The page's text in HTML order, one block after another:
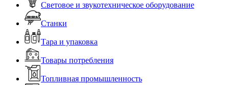
Световое и звукотехническое оборудование
Станки
Тара и упаковка
Товары потребления
Топливная промышленность